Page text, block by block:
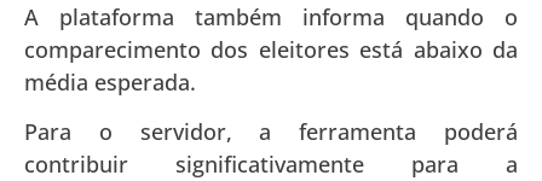
A plataforma também informa quando o
comparecimento dos eleitores está abaixo da
média esperada.
Para o servidor, a ferramenta poderá
contribuir significativamente para a